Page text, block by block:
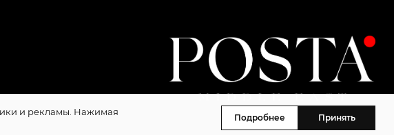
и рекламы. Нажимая
Подробнее Принять